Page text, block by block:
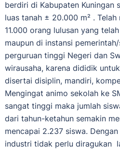
berdiri di Kabupaten Kuningan
luas tanah ± 20.000 m² .
11.000 orang lulusan yang
maupun di instansi
perguruan tinggi Negeri dan
wirausaha, karena dididik
disertai disiplin, mandiri,
Mengingat animo sekolah ke
sangat tinggi maka jumlah
dari tahun-ketahun semakin
mencapai 2.237 siswa.
industri tidak perlu diragukan